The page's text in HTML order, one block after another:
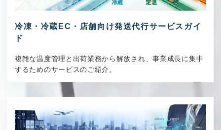
冷凍・冷蔵EC・店舗向け発送代行サービスガイ
ド
複雑な温度管理と出荷業務から解放され、事業成長に集中
するためのサービスのご紹介。